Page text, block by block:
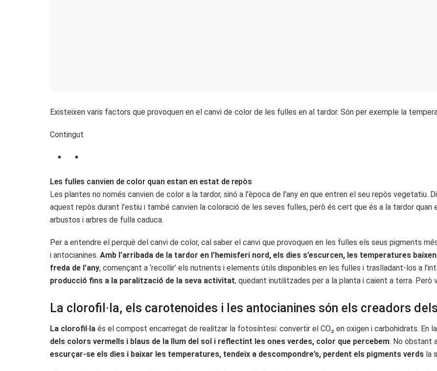
Existeixen varis factors que provoquen en el canvi de color de les fulles en al tardor. Són per exemple la
Contingut
Les fulles canvien de color quan estan en estat de repòs
Les plantes no només canvien de color a la tardor, sinó a l’època de l’any en que entren el seu repòs vegetatiu.
aquest repòs durant l’estiu i també canvien la coloració de les seves fulles, però és cert que és a la tardor
arbustos i arbres de fulla caduca.
Per a entendre el perquè del canvi de color, cal saber el canvi que provoquen en les fulles els seus pigments
i antocianines. Amb l’arribada de la tardor en l’hemisferi nord, els dies s’escurcen, les temperatures
freda de l’any, començant a ‘recollir’ els nutrients i elements útils disponibles en les fulles i traslladant-los a
producció fins a la paralització de la seva activitat, quedant inutilitzades per a la planta i caient a terra.
La clorofil·la, els carotenoides i les antocianines són els creadors
La clorofil·la és el compost encarregat de realitzar la fotosíntesi: convertir el CO₂ en oxigen i carbohidrats. En
dels colors vermells i blaus de la llum del sol i reflectint les ones verdes, color que percebem. No obstant
escurçar-se els dies i baixar les temperatures, tendeix a descompondre’s, perdent els pigments verds la